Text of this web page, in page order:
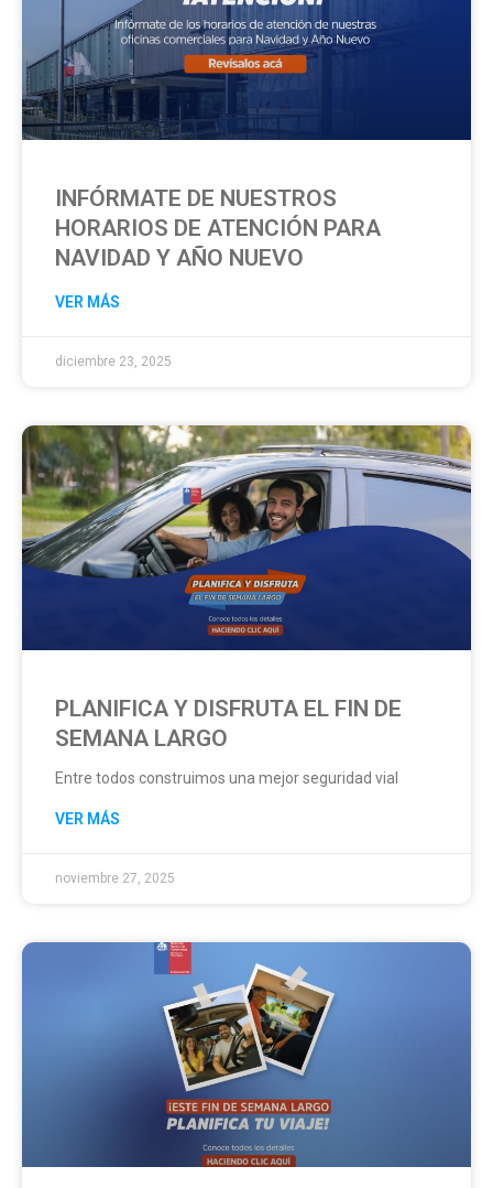
INFÓRMATE DE NUESTROS
HORARIOS DE ATENCIÓN PARA
NAVIDAD Y AÑO NUEVO
VER MÁS
diciembre 23, 2025
PLANIFICA Y DISFRUTA EL FIN DE
SEMANA LARGO
Entre todos construimos una mejor seguridad vial
VER MÁS
noviembre 27, 2025